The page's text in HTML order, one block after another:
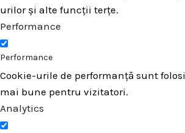
urilor și alte funcții terțe.
Performance
Performance
Cookie-urile de performanță sunt
mai bune pentru vizitatori.
Analytics